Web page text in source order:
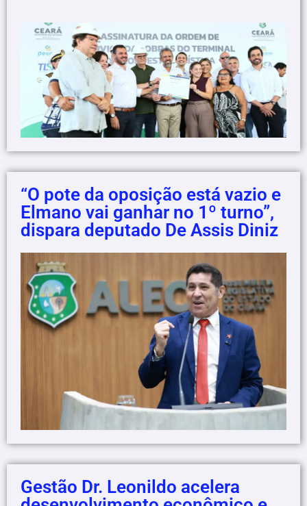
“O pote da oposição está vazio e
Elmano vai ganhar no 1º turno”,
dispara deputado De Assis Diniz
Gestão Dr. Leonildo acelera